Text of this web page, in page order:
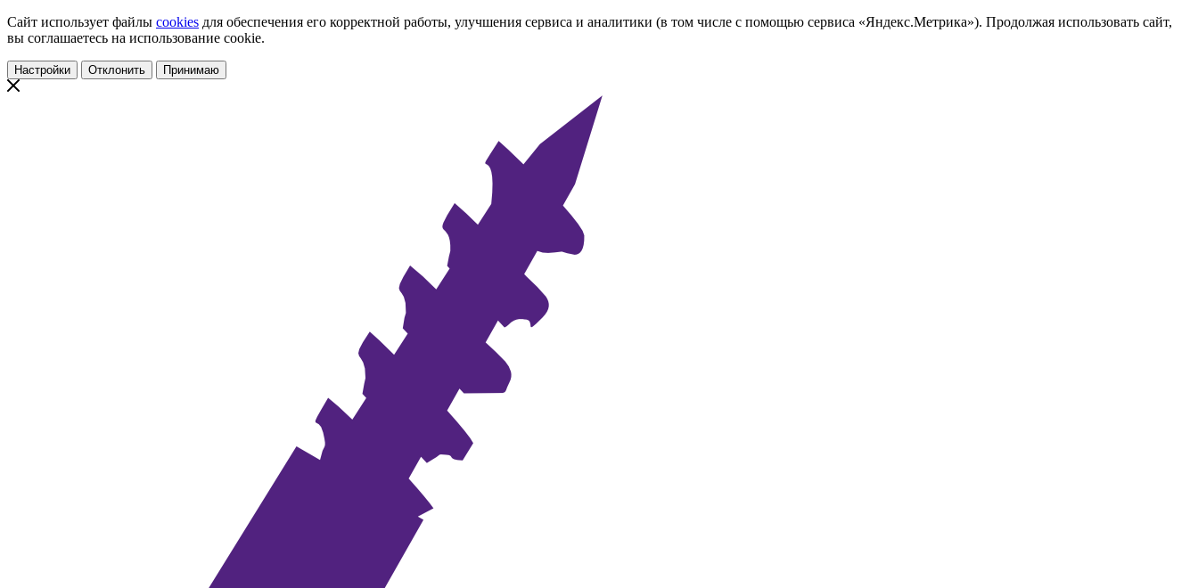
Сайт использует файлы cookies для обеспечения его корректной работы, улучшения сервиса и аналитики (в том числе с помощью сервиса «Яндекс.Метрика»). Продолжая использовать сайт,
вы соглашаетесь на использование cookie.
Настройки Отклонить Принимаю